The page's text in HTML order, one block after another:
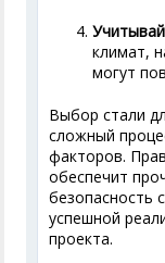
климат,
могут
Выбор стали
сложный
факторов.
обеспечит
безопасность
успешной
проекта.